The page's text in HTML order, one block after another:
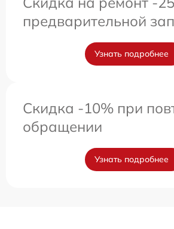
предварительной
Узнать подробнее
Скидка -10% при
обращении
Узнать подробнее